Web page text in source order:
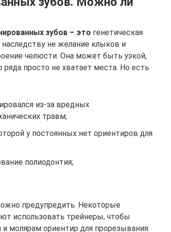
зубов – это генетическая
не желание клыков и
челюсти. Она может быть узкой,
просто не хватает места. Но есть
из-за вредных
травм;
у постоянных нет ориентиров для
полиодонтия;
предупредить. Некоторые
использовать трейнеры, чтобы
молярам ориентир для прорезывания.